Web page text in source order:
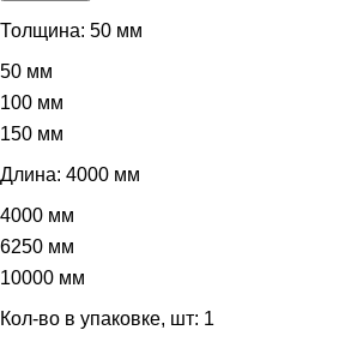
Толщина: 50 мм
50 мм
100 мм
150 мм
Длина: 4000 мм
4000 мм
6250 мм
10000 мм
Кол-во в упаковке, шт: 1